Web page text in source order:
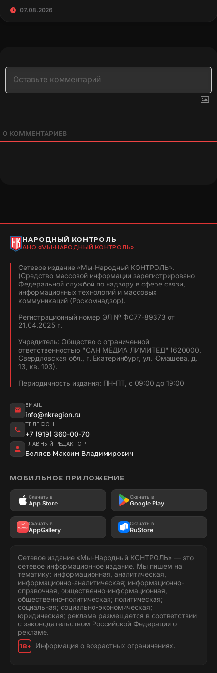
07.08.2026
0 КОММЕНТАРИЕВ
НАРОДНЫЙ КОНТРОЛЬ
АНО «МЫ-НАРОДНЫЙ КОНТРОЛЬ»
Сетевое издание «Мы-Народный КОНТРОЛЬ».
(Средство массовой информации зарегистрировано
Федеральной службой по надзору в сфере связи,
информационных технологий и массовых
коммуникаций (Роскомнадзор).
Регистрационный номер ЭЛ № ФС77-89373 от
21.04.2025 г.
Учредитель: Общество с ограниченной
ответственностью "САН МЕДИА ЛИМИТЕД" (620000,
Свердловская обл., г. Екатеринбург, ул. Юмашева, д.
13, кв. 103).
Периодичность издания: ПН-ПТ, с 09:00 до 19:00
EMAIL
info@nkregion.ru
ТЕЛЕФОН
+7 (919) 360-00-70
ГЛАВНЫЙ РЕДАКТОР
Беляев Максим Владимирович
МОБИЛЬНОЕ ПРИЛОЖЕНИЕ
Скачать в
App Store
Скачать в
Google Play
Скачать в
AppGallery
Скачать в
RuStore
Сетевое издание «Мы-Народный КОНТРОЛЬ» — это
сетевое информационное издание. Мы пишем на
тематику: информационная, аналитическая,
информационно-аналитическая; информационно-
справочная, общественно-информационная,
общественно-политическая; политическая;
социальная; социально-экономическая;
юридическая; реклама размещается в соответствии
с законодательством Российской Федерации о
рекламе.
18+ Информация о возрастных ограничениях.